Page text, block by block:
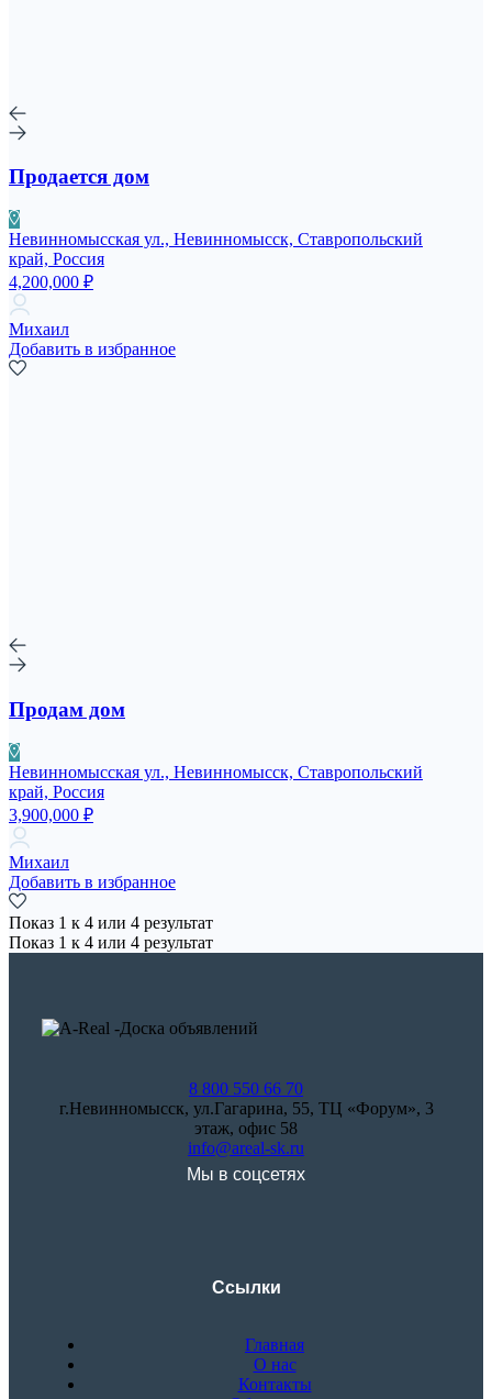
Продается дом
Невинномысская ул., Невинномысск, Ставропольский
край, Россия
4,200,000 ₽
Михаил
Добавить в избранное
Продам дом
Невинномысская ул., Невинномысск, Ставропольский
край, Россия
3,900,000 ₽
Михаил
Добавить в избранное
Показ 1 к 4 или 4 результат
Показ 1 к 4 или 4 результат
8 800 550 66 70
г.Невинномысск, ул.Гагарина, 55, ТЦ «Форум», 3
этаж, офис 58
info@areal-sk.ru
Мы в соцсетях
Ссылки
Главная
О нас
Контакты